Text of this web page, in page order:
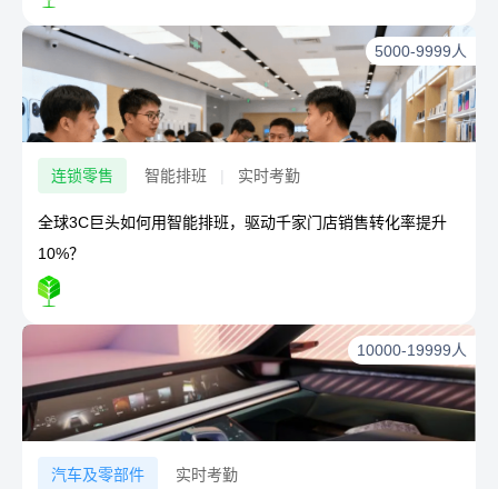
5000-9999人
连锁零售 智能排班 | 实时考勤
全球3C巨头如何用智能排班，驱动千家门店销售转化率提升
10%？
10000-19999人
汽车及零部件 实时考勤